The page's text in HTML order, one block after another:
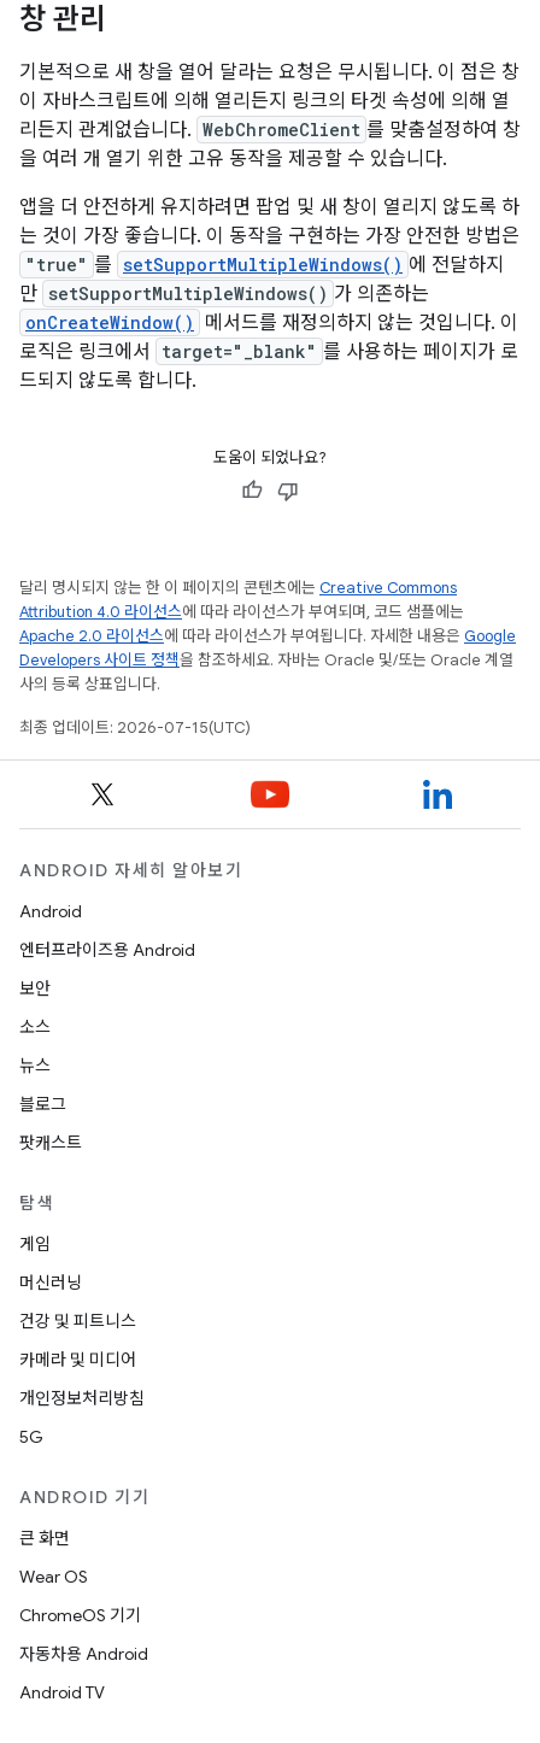
창 관리
기본적으로 새 창을 열어 달라는 요청은 무시됩니다. 이 점은 창
이 자바스크립트에 의해 열리든지 링크의 타겟 속성에 의해 열
리든지 관계없습니다. WebChromeClient 를 맞춤설정하여 창
을 여러 개 열기 위한 고유 동작을 제공할 수 있습니다.
앱을 더 안전하게 유지하려면 팝업 및 새 창이 열리지 않도록 하
는 것이 가장 좋습니다. 이 동작을 구현하는 가장 안전한 방법은
"true" 를 setSupportMultipleWindows() 에 전달하지
만 setSupportMultipleWindows() 가 의존하는
onCreateWindow()
메서드를 재정의하지 않는 것입니다. 이
로직은 링크에서
target="_blank" 를 사용하는 페이지가 로
드되지 않도록 합니다.
도움이 되었나요?
달리 명시되지 않는 한 이 페이지의 콘텐츠에는 Creative Commons
Attribution 4.0 라이선스에 따라 라이선스가 부여되며, 코드 샘플에는
Apache 2.0 라이선스에 따라 라이선스가 부여됩니다. 자세한 내용은 Google
Developers 사이트 정책을 참조하세요. 자바는 Oracle 및/또는 Oracle 계열
사의 등록 상표입니다.
최종 업데이트: 2026-07-15(UTC)
ANDROID 자세히 알아보기
Android
엔터프라이즈용 Android
보안
소스
뉴스
블로그
팟캐스트
탐색
게임
머신러닝
건강 및 피트니스
카메라 및 미디어
개인정보처리방침
5G
ANDROID 기기
큰 화면
Wear OS
ChromeOS 기기
자동차용 Android
Android TV